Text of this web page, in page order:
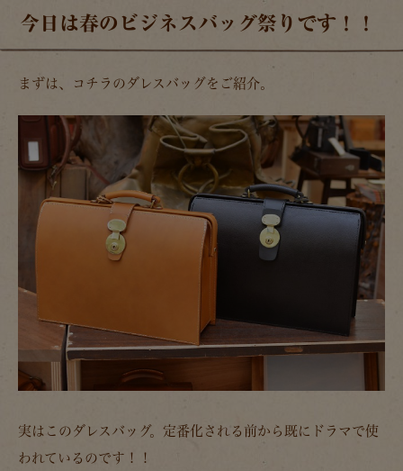
今日は春のビジネスバッグ祭りです！！
まずは、コチラのダレスバッグをご紹介。
実はこのダレスバッグ。定番化される前から既にドラマで使
われているのです！！